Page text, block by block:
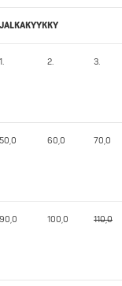
JALKAKYYKKY
1. 2. 3.
50,0 60,0 70,0
90,0 100,0 110,0